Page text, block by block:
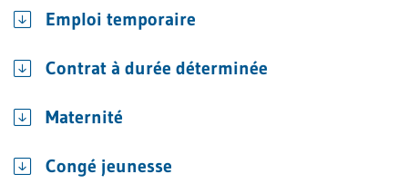
Emploi temporaire
Contrat à durée déterminée
Maternité
Congé jeunesse